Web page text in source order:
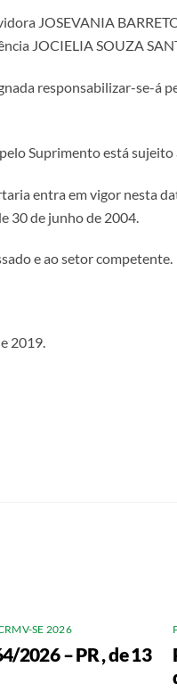
JOSEVANIA
JOCIELIA SOUZA
responsabilizar-se-á
Suprimento está
entra em vigor nesta
30 de junho de 2004.
e ao setor competente.
2019.
SE 2026
2026 – PR , de 13